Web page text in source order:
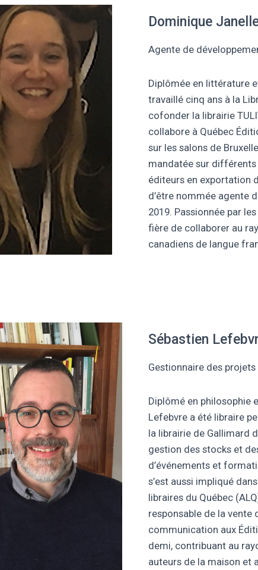
Dominique
Agente de
Diplômée en littérature
travaillé cinq ans à la
cofonder la librairie
collabore à Québec
sur les salons de
mandatée sur différents
éditeurs en exportation
d’être nommée agente
2019. Passionnée par
fière de collaborer au
canadiens de langue
Sébastien
Gestionnaire des
Diplômé en philosophie
Lefebvre a été libraire
la librairie de Gallimard
gestion des stocks et
d’événements et
s’est aussi impliqué
libraires du Québec
responsable de la vente
communication aux
demi, contribuant au
auteurs de la maison et